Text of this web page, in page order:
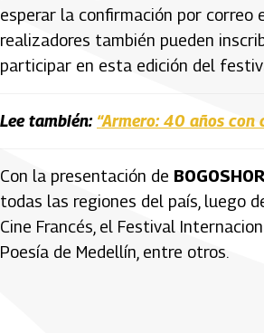
esperar la confirmación por correo
realizadores también pueden
participar en esta edición del
Lee también: “Armero: 40 años con
Con la presentación de
todas las regiones del país, luego
Cine Francés, el Festival
Poesía de Medellín, entre otros.